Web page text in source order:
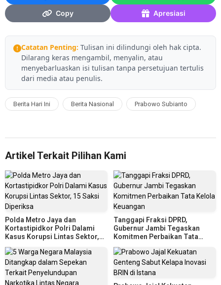
Copy Apresiasi
Catatan Penting: Tulisan ini dilindungi oleh hak cipta.
Dilarang keras mengambil, menyalin, atau
menyebarluaskan isi tulisan tanpa persetujuan tertulis
dari media atau penulis.
Berita Hari Ini Berita Nasional Prabowo Subianto
Artikel Terkait Pilihan Kami
Polda Metro Jaya dan
Kortastipidkor Polri Dalami
Kasus Korupsi Lintas Sektor,
Tanggapi Fraksi DPRD,
Gubernur Jambi Tegaskan
Komitmen Perbaikan Tata